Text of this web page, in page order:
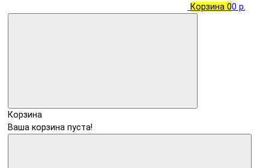
Корзина 00 р.
Корзина
Ваша корзина пуста!